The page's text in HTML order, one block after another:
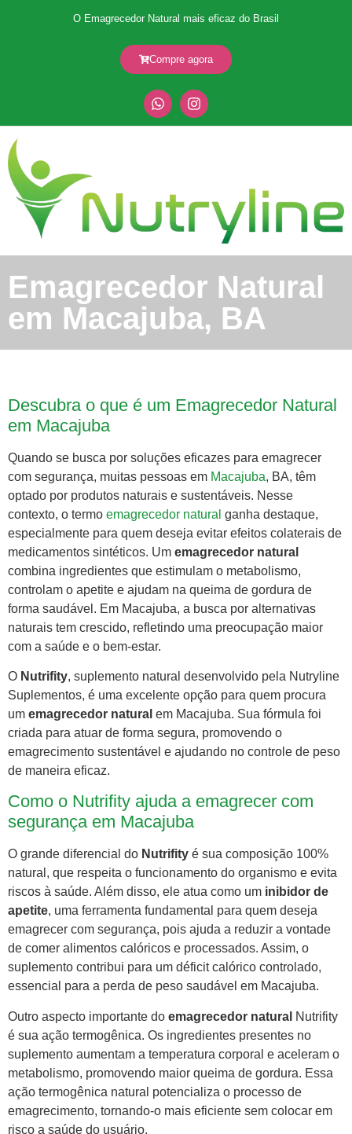
O Emagrecedor Natural mais eficaz do Brasil
Compre agora
Emagrecedor Natural
em Macajuba, BA
Descubra o que é um Emagrecedor Natural
em Macajuba
Quando se busca por soluções eficazes para emagrecer
com segurança, muitas pessoas em Macajuba, BA, têm
optado por produtos naturais e sustentáveis. Nesse
contexto, o termo emagrecedor natural ganha destaque,
especialmente para quem deseja evitar efeitos colaterais de
medicamentos sintéticos. Um emagrecedor natural
combina ingredientes que estimulam o metabolismo,
controlam o apetite e ajudam na queima de gordura de
forma saudável. Em Macajuba, a busca por alternativas
naturais tem crescido, refletindo uma preocupação maior
com a saúde e o bem-estar.
O Nutrifity, suplemento natural desenvolvido pela Nutryline
Suplementos, é uma excelente opção para quem procura
um emagrecedor natural em Macajuba. Sua fórmula foi
criada para atuar de forma segura, promovendo o
emagrecimento sustentável e ajudando no controle de peso
de maneira eficaz.
Como o Nutrifity ajuda a emagrecer com
segurança em Macajuba
O grande diferencial do Nutrifity é sua composição 100%
natural, que respeita o funcionamento do organismo e evita
riscos à saúde. Além disso, ele atua como um inibidor de
apetite, uma ferramenta fundamental para quem deseja
emagrecer com segurança, pois ajuda a reduzir a vontade
de comer alimentos calóricos e processados. Assim, o
suplemento contribui para um déficit calórico controlado,
essencial para a perda de peso saudável em Macajuba.
Outro aspecto importante do emagrecedor natural Nutrifity
é sua ação termogênica. Os ingredientes presentes no
suplemento aumentam a temperatura corporal e aceleram o
metabolismo, promovendo maior queima de gordura. Essa
ação termogênica natural potencializa o processo de
emagrecimento, tornando-o mais eficiente sem colocar em
risco a saúde do usuário.